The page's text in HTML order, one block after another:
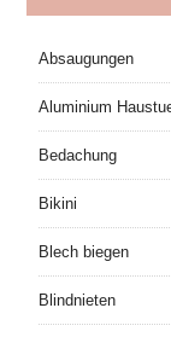
Absaugungen
Aluminium
Bedachung
Bikini
Blech biegen
Blindnieten